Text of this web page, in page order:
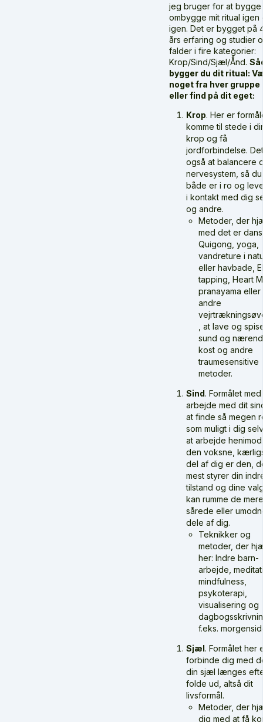
jeg bruger for at
ombygge mit ritual igen
igen. Det er bygget på
års erfaring og studier
falder i fire kategorier:
Krop/Sind/Sjæl/Ånd.
bygger du dit ritual:
noget fra hver gruppe
eller find på dit eget:
Krop. Her er
komme til stede i
krop og få
jordforbindelse.
også at balancere
nervesystem, så du
både er i ro og
i kontakt med dig
og andre.
Metoder, der
med det er
Quigong, yoga,
vandreture i
eller havbade,
tapping, Heart
pranayama eller
andre
, at lave og
sund og
kost og andre
traumesensitive
metoder.
Sind. Formålet med
arbejde med dit
at finde så megen
som muligt i dig
at arbejde henimod
den voksne,
del af dig er den,
mest styrer din
tilstand og dine
kan rumme de mere
sårede eller
dele af dig.
Teknikker og
metoder, der
her: Indre barn-
arbejde,
mindfulness,
psykoterapi,
visualisering og
f.eks.
Sjæl. Formålet her
forbinde dig med
din sjæl længes
folde ud, altså dit
livsformål.
Metoder, der
dig med at få